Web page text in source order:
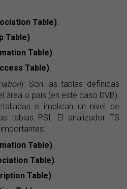
Table).
Table).
Table).
Table).
): Son las tablas definidas
área o país (en este caso DVB).
e implican un nivel de
tablas PSI. El analizador TS
Table).
Table).
Table).